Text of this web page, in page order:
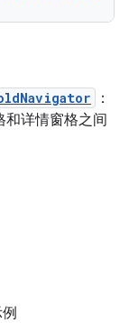
：
和详情窗格之间